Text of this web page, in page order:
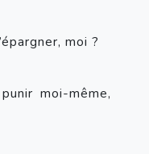
moi ?
moi-même,